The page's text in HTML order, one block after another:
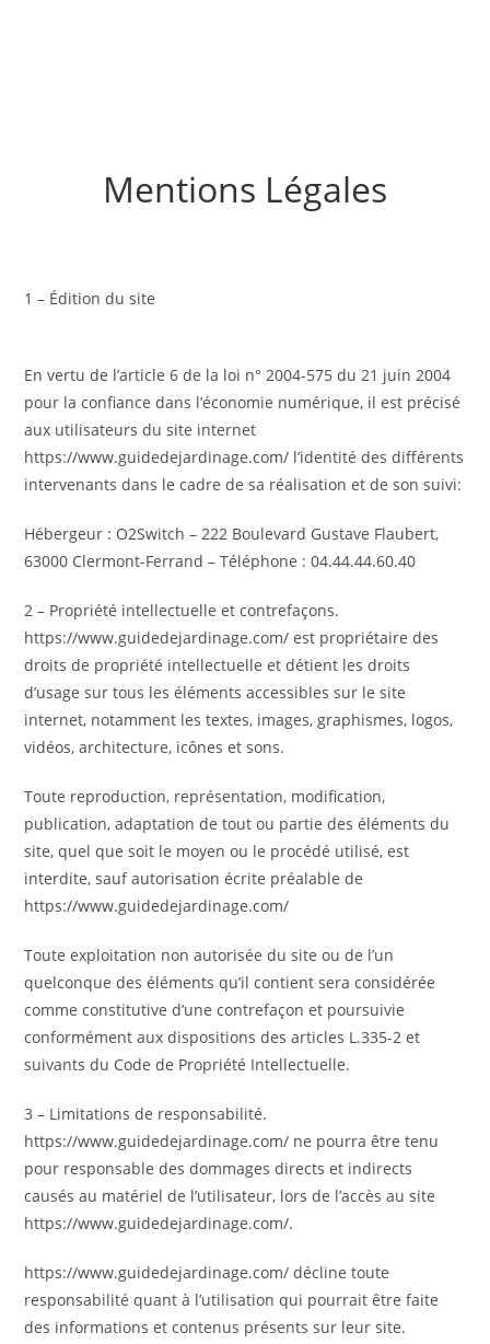
Mentions Légales
1 – Édition du site
En vertu de l’article 6 de la loi n° 2004-575 du 21 juin 2004
pour la confiance dans l’économie numérique, il est précisé
aux utilisateurs du site internet
https://www.guidedejardinage.com/ l’identité des différents
intervenants dans le cadre de sa réalisation et de son suivi:
Hébergeur : O2Switch – 222 Boulevard Gustave Flaubert,
63000 Clermont-Ferrand – Téléphone : 04.44.44.60.40
2 – Propriété intellectuelle et contrefaçons.
https://www.guidedejardinage.com/ est propriétaire des
droits de propriété intellectuelle et détient les droits
d’usage sur tous les éléments accessibles sur le site
internet, notamment les textes, images, graphismes, logos,
vidéos, architecture, icônes et sons.
Toute reproduction, représentation, modification,
publication, adaptation de tout ou partie des éléments du
site, quel que soit le moyen ou le procédé utilisé, est
interdite, sauf autorisation écrite préalable de
https://www.guidedejardinage.com/
Toute exploitation non autorisée du site ou de l’un
quelconque des éléments qu’il contient sera considérée
comme constitutive d’une contrefaçon et poursuivie
conformément aux dispositions des articles L.335-2 et
suivants du Code de Propriété Intellectuelle.
3 – Limitations de responsabilité.
https://www.guidedejardinage.com/ ne pourra être tenu
pour responsable des dommages directs et indirects
causés au matériel de l’utilisateur, lors de l’accès au site
https://www.guidedejardinage.com/.
https://www.guidedejardinage.com/ décline toute
responsabilité quant à l’utilisation qui pourrait être faite
des informations et contenus présents sur leur site.